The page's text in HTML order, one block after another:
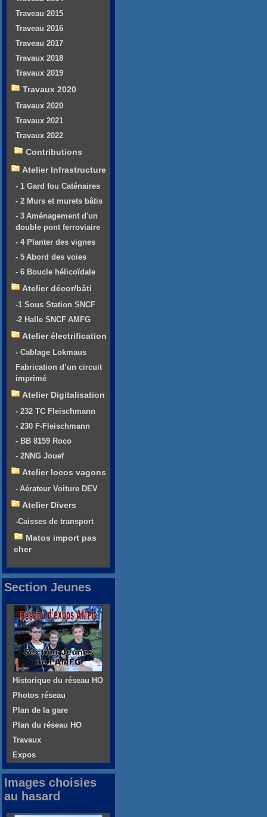
Traveau 2015
Traveau 2016
Traveau 2017
Travaux 2018
Travaux 2019
Travaux 2020
Travaux 2020
Travaux 2021
Travaux 2022
Contributions
Atelier Infrastructure
- 1 Gard fou Caténaires
- 2 Murs et murets bâtis
- 3 Aménagement d'un
double pont ferroviaire
- 4 Planter des vignes
- 5 Abord des voies
- 6 Boucle hélicoïdale
Atelier décor/bâti
-1 Sous Station SNCF
-2 Halle SNCF AMFG
Atelier électrification
- Cablage Lokmaus
Fabrication d’un circuit
imprimé
Atelier Digitalisation
- 232 TC Fleischmann
- 230 F-Fleischmann
- BB 8159 Roco
- 2NNG Jouef
Atelier locos vagons
- Aérateur Voiture DEV
Atelier Divers
-Caisses de transport
Matos import pas
cher
Section Jeunes
Historique du réseau HO
Photos réseau
Plan de la gare
Plan du réseau HO
Travaux
Expos
Images choisies
au hasard